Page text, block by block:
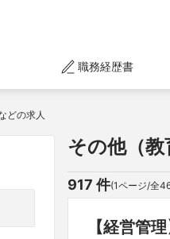
職務経歴書
どの求人
その他（
917 件(1ページ/全
【経営管